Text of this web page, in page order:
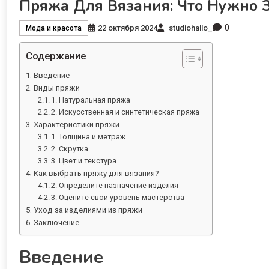
Пряжа Для Вязания: Что Нужно
Мода и красота 22 октября 2024 studiohallo_ 0
Содержание
Введение
Виды пряжи
1. Натуральная пряжа
2. Искусственная и синтетическая пряжа
Характеристики пряжи
1. Толщина и метраж
2. Скрутка
3. Цвет и текстура
Как выбрать пряжу для вязания?
2. Определите назначение изделия
3. Оцените свой уровень мастерства
Уход за изделиями из пряжи
Заключение
Введение